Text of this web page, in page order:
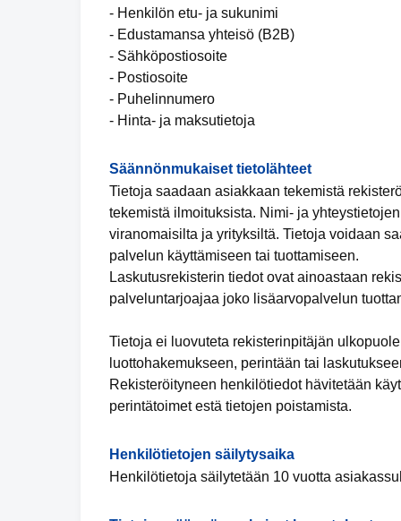
- Henkilön etu- ja sukunimi
- Edustamansa yhteisö (B2B)
- Sähköpostiosoite
- Postiosoite
- Puhelinnumero
- Hinta- ja maksutietoja
Säännönmukaiset tietolähteet
Tietoja saadaan asiakkaan tekemistä
tekemistä ilmoituksista. Nimi- ja
viranomaisilta ja yrityksiltä. Tietoja voidaan
palvelun käyttämiseen tai tuottamiseen.
Laskutusrekisterin tiedot ovat ainoastaan
palveluntarjoajaa joko lisäarvopalvelun
Tietoja ei luovuteta rekisterinpitäjän
luottohakemukseen, perintään tai
Rekisteröityneen henkilötiedot hävitetään
perintätoimet estä tietojen poistamista.
Henkilötietojen säilytysaika
Henkilötietoja säilytetään 10 vuotta